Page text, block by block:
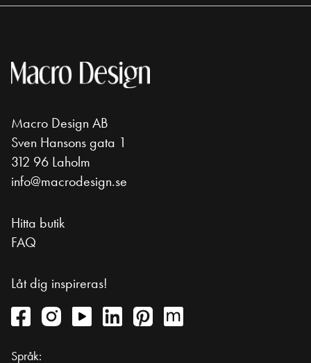
Macro Design AB
Sven Hansons gata 1
312 96 Laholm
info@macrodesign.se
Hitta butik
FAQ
Låt dig inspireras!
Språk: